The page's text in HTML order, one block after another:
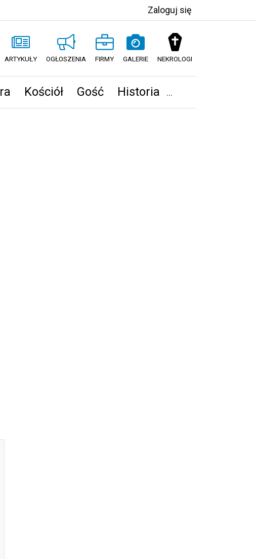
Zaloguj się
ARTYKUŁY OGŁOSZENIA FIRMY GALERIE NEKROLOGI
Kościół Gość Historia